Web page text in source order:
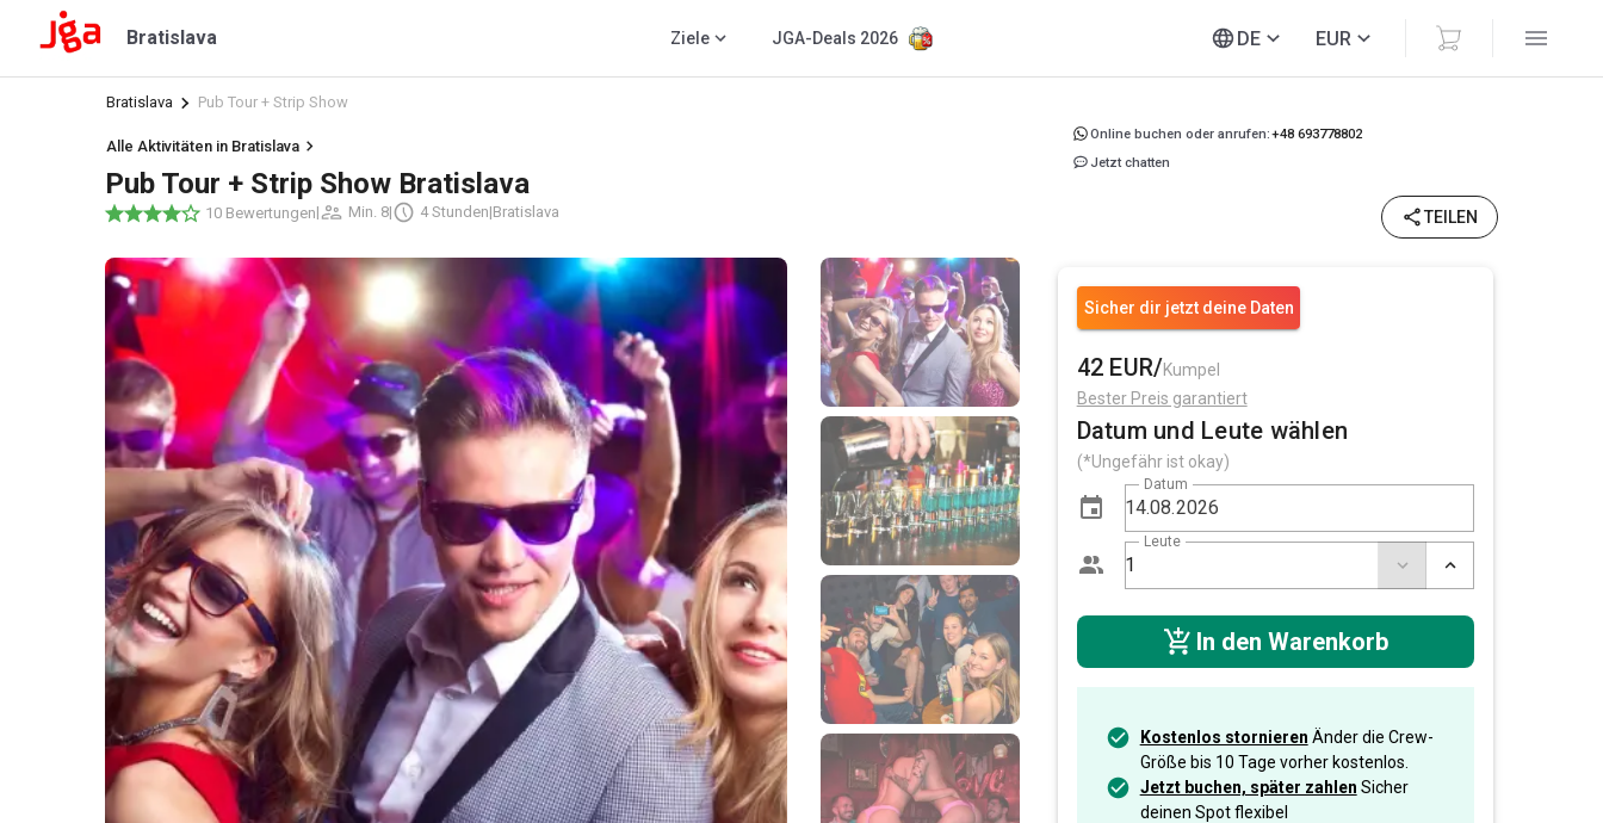
Bratislava Ziele JGA-Deals 2026 DE EUR
Bratislava Pub Tour + Strip Show
Alle Aktivitäten in Bratislava
Pub Tour + Strip Show Bratislava
10 Bewertungen| Min. 8| 4 Stunden|Bratislava
Online buchen oder anrufen:+48 693778802
Jetzt chatten
TEILEN
Sicher dir jetzt deine Daten
42 EUR/Kumpel
Bester Preis garantiert
Datum und Leute wählen
(*Ungefähr ist okay)
Datum
Leute
In den Warenkorb
Kostenlos stornieren Änder die Crew-
Größe bis 10 Tage vorher kostenlos.
Jetzt buchen, später zahlen Sicher
deinen Spot flexibel